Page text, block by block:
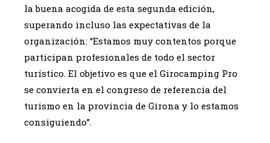
la buena acogida de esta segunda edición,
superando incluso las expectativas de la
organización: “Estamos muy contentos porque
participan profesionales de todo el sector
turístico. El objetivo es que el Girocamping Pro
se convierta en el congreso de referencia del
turismo en la provincia de Girona y lo estamos
consiguiendo”.